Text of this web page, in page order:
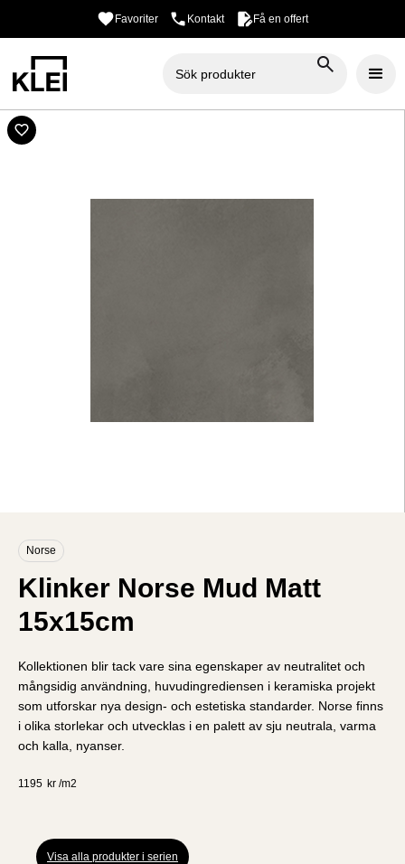
Favoriter Kontakt Få en offert
Norse
Klinker Norse Mud Matt
15x15cm
Kollektionen blir tack vare sina egenskaper av neutralitet och
mångsidig användning, huvudingrediensen i keramiska projekt
som utforskar nya design- och estetiska standarder. Norse finns
i olika storlekar och utvecklas i en palett av sju neutrala, varma
och kalla, nyanser.
1195 kr /m2
Visa alla produkter i serien